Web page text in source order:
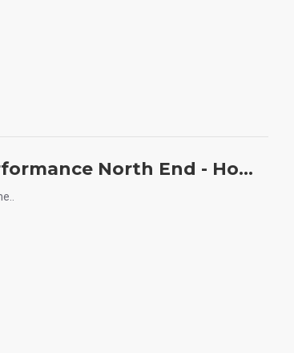
Manteau softshell 3 couches Performance North End - Homme